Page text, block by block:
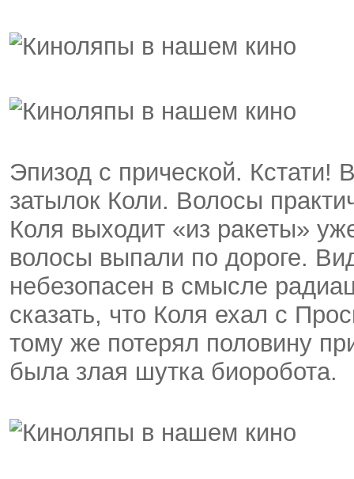
Эпизод с прической.
затылок Коли. Волосы
Коля выходит «из ракеты»
волосы выпали по дороге.
небезопасен в смысле
сказать, что Коля ехал с
тому же потерял половину
была злая шутка биоробота.